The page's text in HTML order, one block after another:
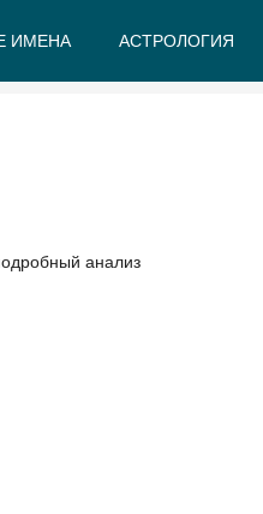
ИМЕНА АСТРОЛОГИЯ
анализ